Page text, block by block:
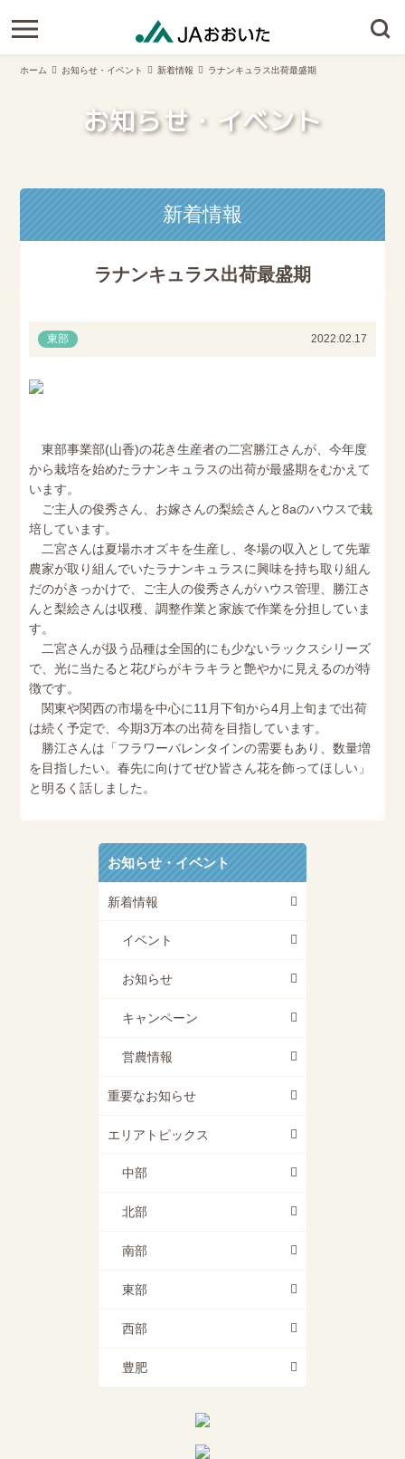
ホーム お知らせ・イベント 新着情報 ラナンキュラス出荷最盛期
お知らせ・イベント
お知らせ・イベント
新着情報
イベント
お知らせ
キャンペーン
営農情報
重要なお知らせ
エリアトピックス
中部
北部
南部
東部
西部
豊肥
新着情報
ラナンキュラス出荷最盛期
東部 2022.02.17
東部事業部(山香)の花き生産者の二宮勝江さんが、今年度
から栽培を始めたラナンキュラスの出荷が最盛期をむかえて
います。
ご主人の俊秀さん、お嫁さんの梨絵さんと8aのハウスで栽
培しています。
二宮さんは夏場ホオズキを生産し、冬場の収入として先輩
農家が取り組んでいたラナンキュラスに興味を持ち取り組ん
だのがきっかけで、ご主人の俊秀さんがハウス管理、勝江さ
んと梨絵さんは収穫、調整作業と家族で作業を分担していま
す。
二宮さんが扱う品種は全国的にも少ないラックスシリーズ
で、光に当たると花びらがキラキラと艶やかに見えるのが特
徴です。
関東や関西の市場を中心に11月下旬から4月上旬まで出荷
は続く予定で、今期3万本の出荷を目指しています。
勝江さんは「フラワーバレンタインの需要もあり、数量増
を目指したい。春先に向けてぜひ皆さん花を飾ってほしい」
と明るく話しました。